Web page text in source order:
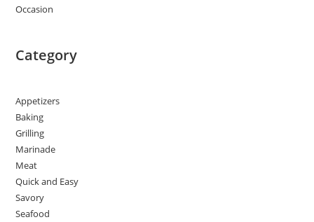
Occasion
Category
Appetizers
Baking
Grilling
Marinade
Meat
Quick and Easy
Savory
Seafood